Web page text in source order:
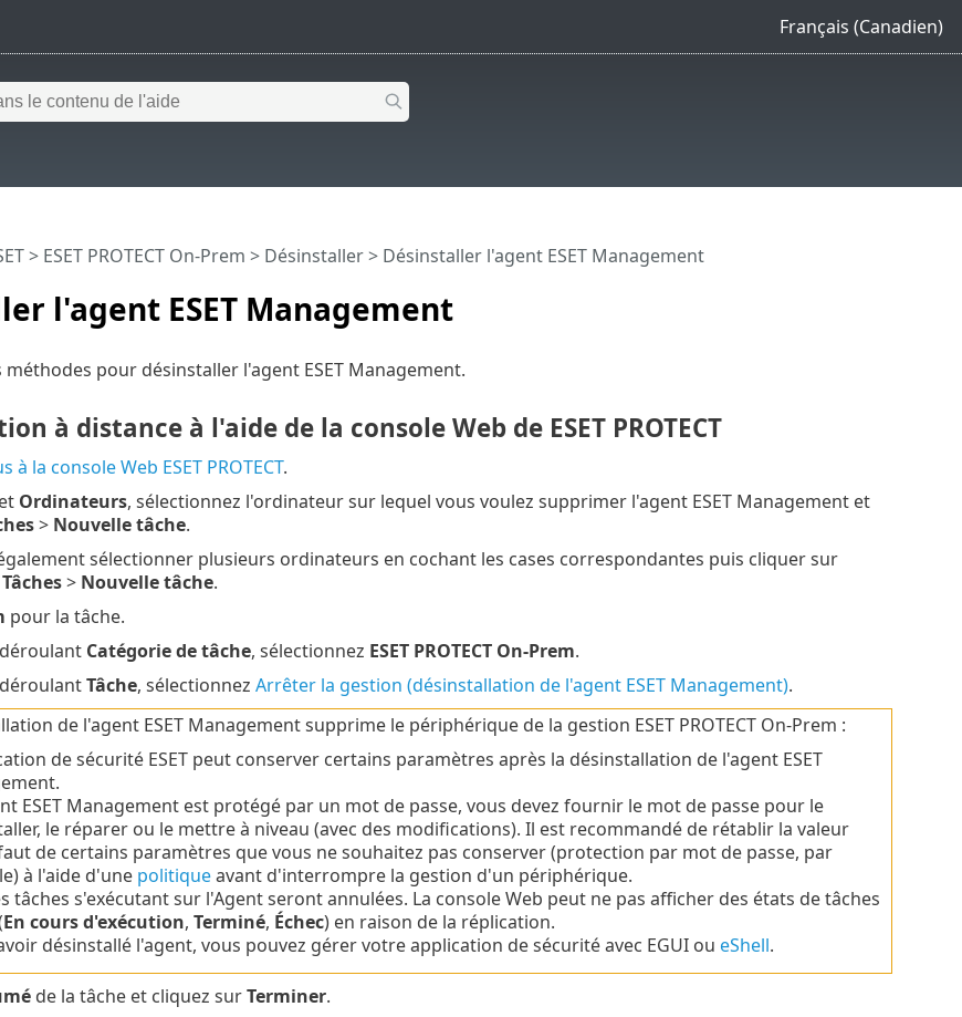
Français (Canadien)
l'agent ESET Management
> ESET PROTECT On-Prem > Désinstaller> Désinstaller l'agent ESET Management
pour désinstaller l'agent ESET Management.
à distance à l'aide de la console Web de ESET PROTECT
à la console Web ESET PROTECT.
Ordinateurs, sélectionnez l'ordinateur sur lequel vous voulez supprimer l'agent ESET Management et
> Nouvelle tâche.
sélectionner plusieurs ordinateurs en cochant les cases correspondantes puis cliquer sur
Tâches> Nouvelle tâche.
pour la tâche.
Catégorie de tâche, sélectionnez ESET PROTECT On-Prem.
Tâche, sélectionnez Arrêter la gestion (désinstallation de l'agent ESET Management).
de l'agent ESET Management supprime le périphérique de la gestion ESET PROTECT On-Prem :
de sécurité ESET peut conserver certains paramètres après la désinstallation de l'agent ESET
ESET Management est protégé par un mot de passe, vous devez fournir le mot de passe pour le
le réparer ou le mettre à niveau (avec des modifications). Il est recommandé de rétablir la valeur
de certains paramètres que vous ne souhaitez pas conserver (protection par mot de passe, par
à l'aide d'une politiqueavant d'interrompre la gestion d'un périphérique.
tâches s'exécutant sur l'Agent seront annulées. La console Web peut ne pas afficher des états de tâches
En cours d'exécution, Terminé, Échec) en raison de la réplication.
désinstallé l'agent, vous pouvez gérer votre application de sécurité avec EGUI ou eShell.
de la tâche et cliquez surTerminer.